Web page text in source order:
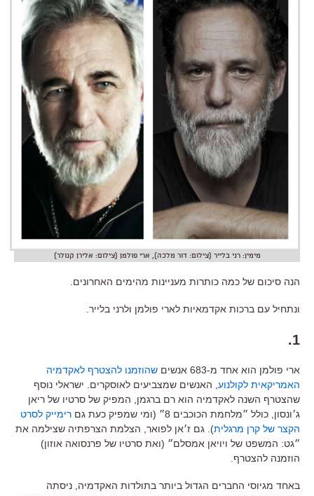
מימין: רני בלייר (צילום: דור מלכה), ארי פולמן (צילום: אלירן קנולר)
הנה סיכום של כמה כותרות מעניינות מהימים האחרונים.
ונתחיל עם ברכות אקדמאיות לארי פולמן ולרני בלייר.
1.
ארי פולמן הוא אחד מ-683 אנשים
שהוזמנו להצטרף לאקדמיה
האמריקאית לקולנוע , האנשים שמצביעים לאוסקרים. ישראלי נוסף
שהצטרף השנה לאקדמיה הוא רם ברגמן, המפיק של סרטיו של ריאן
ג׳ונסון, כולל ״מלחמת הכוכבים 8״ (ומי שמפיק כעת גם
רימייק לסרט
הקצר של קרן מרגלית). גם ז׳אן לפואר, הצלמת הצרפתיה שצילמה את
״גט: המשפט של ויויאן אמסלם״ (ואת סרטיו של פרנסואה אוזון)
הוזמנה להצטרף.
באחד מגיוסי החברים הגדול ביותר בתולדות האקדמיה, ניסתה